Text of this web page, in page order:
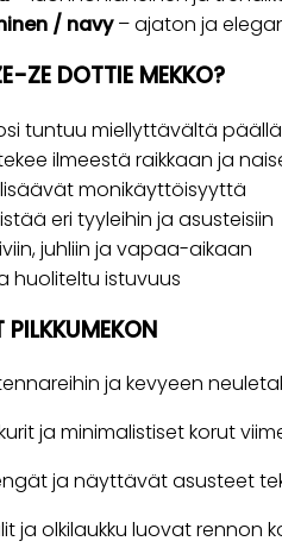
/ navy– ajaton ja
ZE DOTTIE MEKKO?
tuntuu miellyttävältä päällä
ilmeestä raikkaan ja
monikäyttöisyyttä
eri tyyleihin ja asusteisiin
juhliin ja vapaa-aikaan
huoliteltu istuvuus
ja kevyeen
ja minimalistiset korut
ja näyttävät asusteet
ja olkilaukku luovat rennon